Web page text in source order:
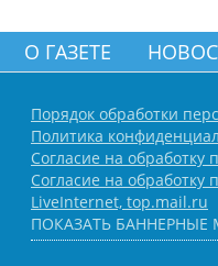
О ГАЗЕТЕ
Порядок обработки
Политика
Согласие на
Согласие на
LiveInternet, top.mail.ru
ПОКАЗАТЬ БАННЕРНЫЕ